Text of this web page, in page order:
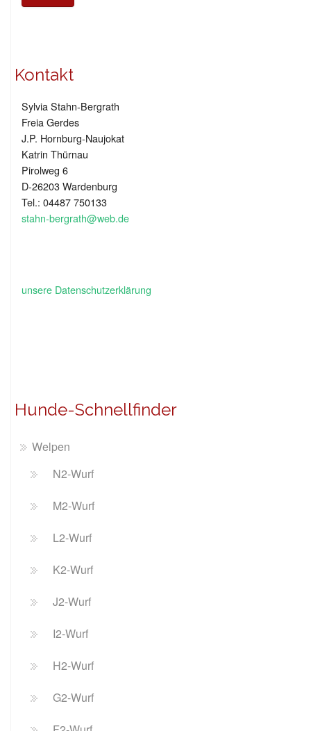
Kontakt
Sylvia Stahn-Bergrath
Freia Gerdes
J.P. Hornburg-Naujokat
Katrin Thürnau
Pirolweg 6
D-26203 Wardenburg
Tel.: 04487 750133
stahn-bergrath@web.de
unsere Datenschutzerklärung
Hunde-Schnellfinder
Welpen
N2-Wurf
M2-Wurf
L2-Wurf
K2-Wurf
J2-Wurf
I2-Wurf
H2-Wurf
G2-Wurf